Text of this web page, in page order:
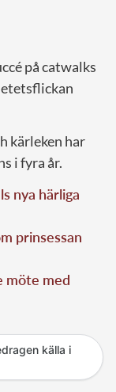
på catwalks
kärleken har
i fyra år.
nya härliga
prinsessan
möte med
källa i